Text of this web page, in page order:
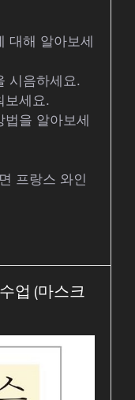
대해 알아보세
시음하세요.
보세요.
을 알아보세
프랑스 와인
업 (마스크